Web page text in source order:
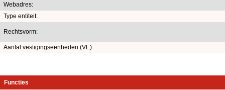
Webadres:
Type entiteit:
Rechtsvorm:
Aantal vestigingseenheden (VE):
Functies